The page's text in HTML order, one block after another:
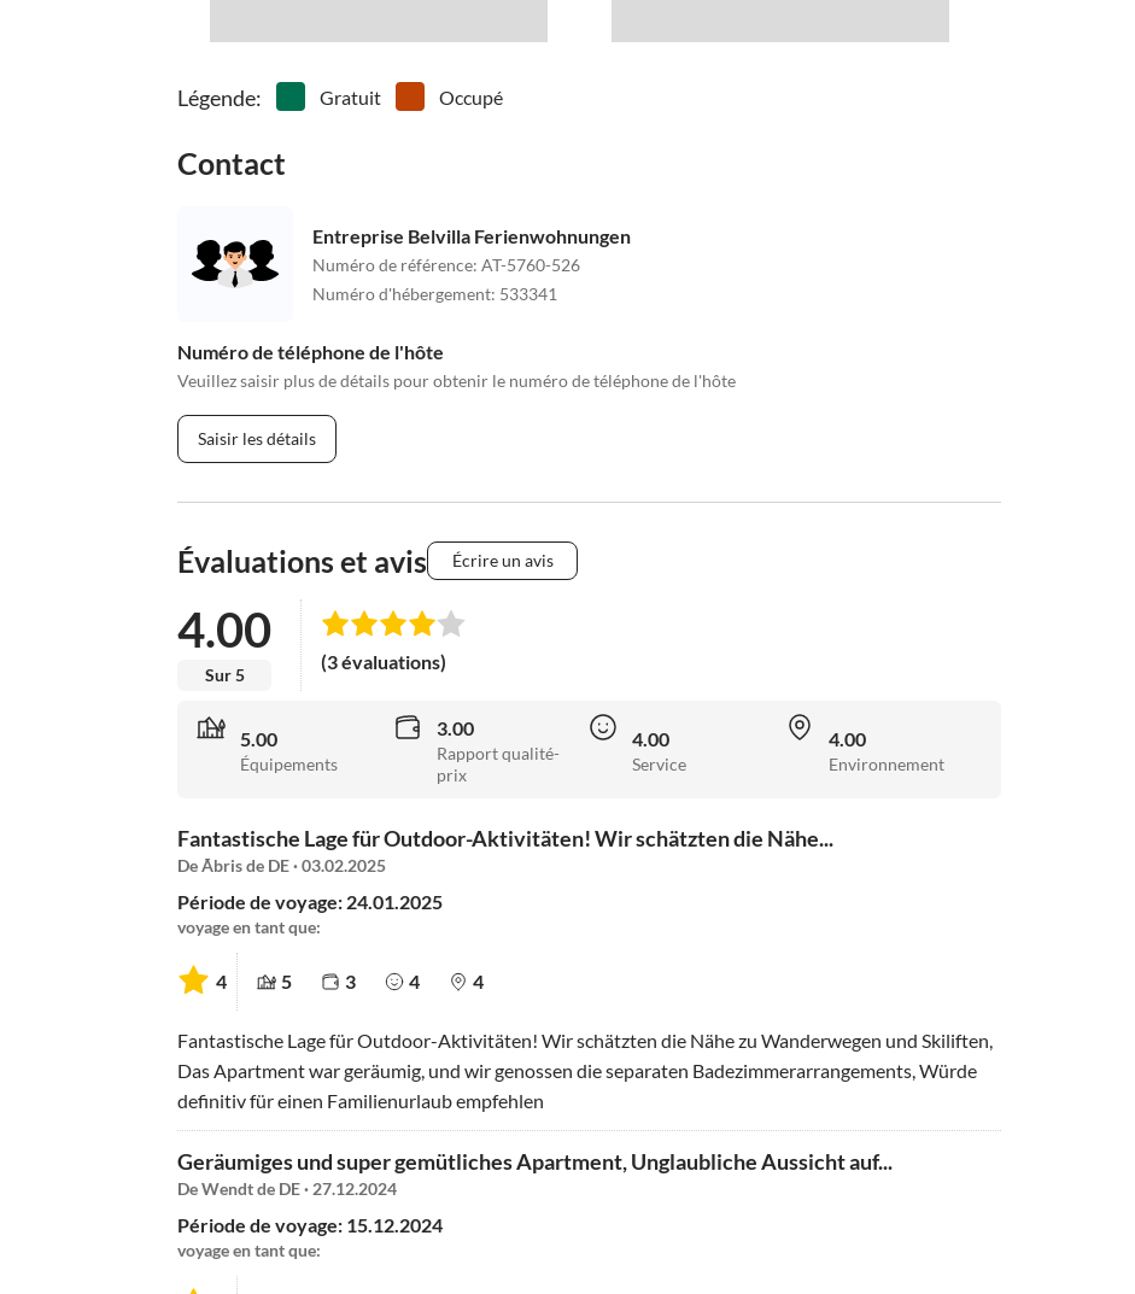
Légende: Gratuit Occupé
Contact
Entreprise Belvilla Ferienwohnungen
Numéro de référence: AT-5760-526
Numéro d'hébergement: 533341
Numéro de téléphone de l'hôte
Veuillez saisir plus de détails pour obtenir le numéro de téléphone de l'hôte
Saisir les détails
Évaluations et avis Écrire un avis
4.00
Sur 5
(3 évaluations)
5.00
Équipements
3.00
Rapport qualité-
prix
4.00
Service
4.00
Environnement
Fantastische Lage für Outdoor-Aktivitäten! Wir schätzten die Nähe...
De Ãbris de DE · 03.02.2025
Période de voyage: 24.01.2025
voyage en tant que:
4 5 3 4 4
Fantastische Lage für Outdoor-Aktivitäten! Wir schätzten die Nähe zu Wanderwegen und Skiliften,
Das Apartment war geräumig, und wir genossen die separaten Badezimmerarrangements, Würde
definitiv für einen Familienurlaub empfehlen
Geräumiges und super gemütliches Apartment, Unglaubliche Aussicht auf...
De Wendt de DE · 27.12.2024
Période de voyage: 15.12.2024
voyage en tant que: